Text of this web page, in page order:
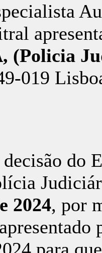
(Policia
019
decisão do
2024, por